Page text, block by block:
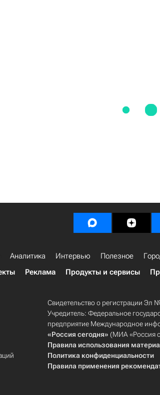
Аналитика Интервью Полезное
Реклама Продукты и сервисы
Свидетельство о регистрации
Учредитель: Федеральное
предприятие Международное
«Россия сегодня» (МИА «Россия
Правила использования
Политика конфиденциальности
Правила применения